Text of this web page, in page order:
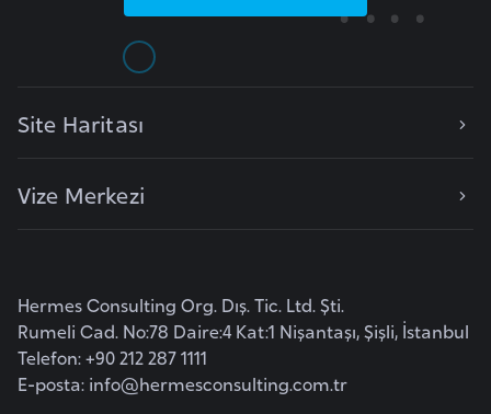
Site Haritası
Vize Merkezi
Hermes Consulting Org. Dış. Tic. Ltd. Şti.
Rumeli Cad. No:78 Daire:4 Kat:1 Nişantaşı, Şişli, İstanbul
Telefon: +90 212 287 1111
E-posta: info@hermesconsulting.com.tr
b
G
a
m